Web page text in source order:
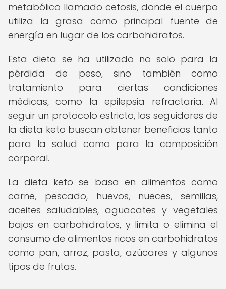
metabólico llamado cetosis, donde el cuerpo
utiliza la grasa como principal fuente de
energía en lugar de los carbohidratos.
Esta dieta se ha utilizado no solo para la
pérdida de peso, sino también como
tratamiento para ciertas condiciones
médicas, como la epilepsia refractaria. Al
seguir un protocolo estricto, los seguidores de
la dieta keto buscan obtener beneficios tanto
para la salud como para la composición
corporal.
La dieta keto se basa en alimentos como
carne, pescado, huevos, nueces, semillas,
aceites saludables, aguacates y vegetales
bajos en carbohidratos, y limita o elimina el
consumo de alimentos ricos en carbohidratos
como pan, arroz, pasta, azúcares y algunos
tipos de frutas.